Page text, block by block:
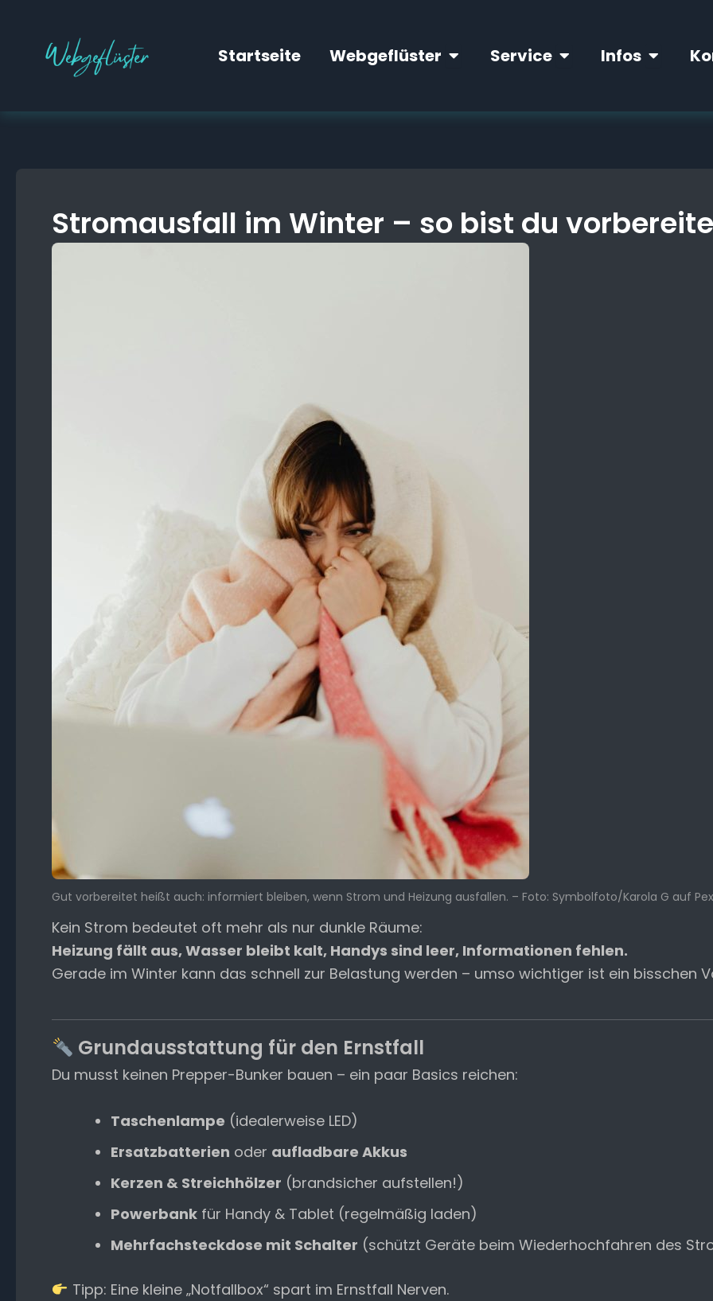
springen
Startseite Webgeflüster Open Webgeflüster
Service Open Service
Infos Open
Stromausfall im Winter – so bist du
Gut vorbereitet heißt auch: informiert bleiben, wenn Strom und Heizung ausfallen. – Foto: Symbolfoto/Karola G auf
Kein Strom bedeutet oft mehr als nur dunkle Räume:
Heizung fällt aus, Wasser bleibt kalt, Handys sind leer, Informationen fehlen.
Gerade im Winter kann das schnell zur Belastung werden – umso wichtiger ist ein bisschen
Grundausstattung für den Ernstfall
Du musst keinen Prepper-Bunker bauen – ein paar Basics reichen:
Taschenlampe (idealerweise LED)
Ersatzbatterien oder aufladbare Akkus
Kerzen & Streichhölzer (brandsicher aufstellen!)
Powerbank für Handy & Tablet (regelmäßig laden)
Mehrfachsteckdose mit Schalter (schützt Geräte beim Wiederhochfahren des
Tipp: Eine kleine „Notfallbox“ spart im Ernstfall Nerven.